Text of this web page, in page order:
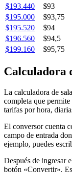
$193.440
$93
$195.000
$93,75
$195.520
$94
$196.560
$94,5
$199.160
$95,75
Calculadora
La calculadora de
completa que
tarifas por hora,
El conversor cuenta
campo de entrada
ejemplo, puedes
Después de ingresar
botón «Convertir».